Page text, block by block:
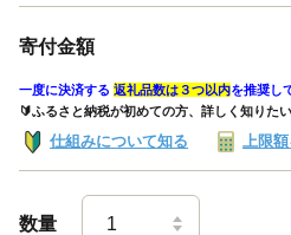
寄付金額
一度に決済する 返礼品数は３つ以内を推奨し
🔰ふるさと納税が初めての方、詳しく知りた
仕組みについて知る 上限
数量